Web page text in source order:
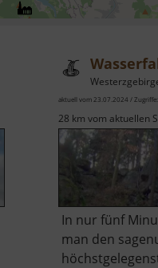
aktuell vom 23.07.2024 /
28 km vom aktuellen
In nur fünf
man den